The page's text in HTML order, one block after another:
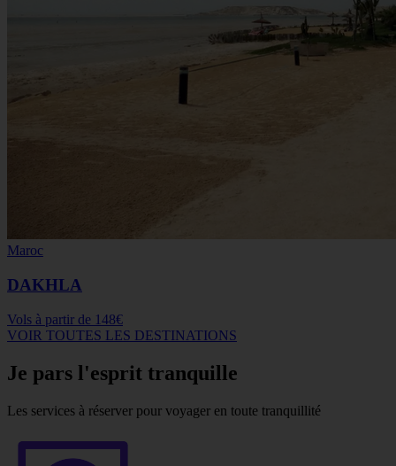
Maroc
DAKHLA
Vols à partir de 148€
VOIR TOUTES LES DESTINATIONS
Je pars l'esprit tranquille
Les services à réserver pour voyager en toute tranquillité